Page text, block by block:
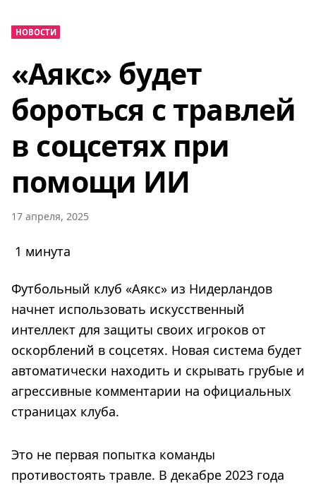
НОВОСТИ
«Аякс» будет
бороться с травлей
в соцсетях при
помощи ИИ
17 апреля, 2025
1 минута
Футбольный клуб «Аякс» из Нидерландов
начнет использовать искусственный
интеллект для защиты своих игроков от
оскорблений в соцсетях. Новая система будет
автоматически находить и скрывать грубые и
агрессивные комментарии на официальных
страницах клуба.
Это не первая попытка команды
противостоять травле. В декабре 2023 года